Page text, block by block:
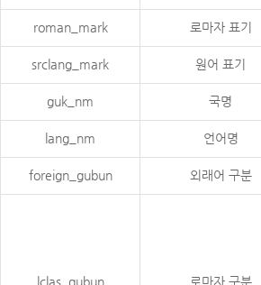
roman_mark 로마자 표기
srclang_mark 원어 표기
guk_nm 국명
lang_nm 언어명
foreign_gubun 외래어 구분
lclas_gubun 로마자 구분